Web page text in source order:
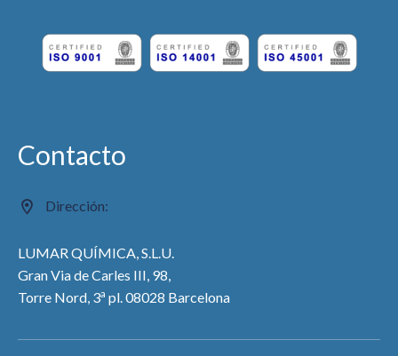
Contacto
Dirección:
LUMAR QUÍMICA, S.L.U.
Gran Via de Carles III, 98,
Torre Nord, 3a pl. 08028 Barcelona